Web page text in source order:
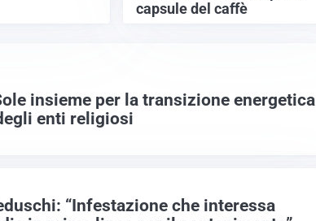
capsule del caffè
insieme per la transizione energetica
enti religiosi
“Infestazione che interessa